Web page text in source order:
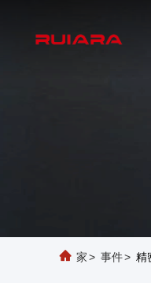
家> 事件> 精